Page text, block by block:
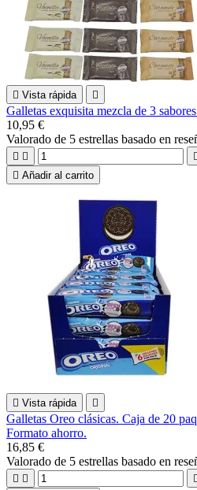
 Vista rápida 
Galletas exquisita mezcla de 3
10,95 €
Valorado de 5 estrellas basado en
  
 Añadir al carrito
 Vista rápida 
Galletas Oreo clásicas. Caja de 20
Formato ahorro.
16,85 €
Valorado de 5 estrellas basado en
  